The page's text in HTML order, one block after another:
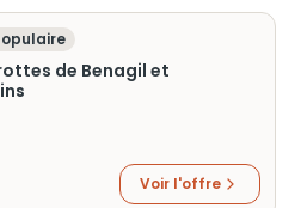
de Benagil et
Voir l'offre